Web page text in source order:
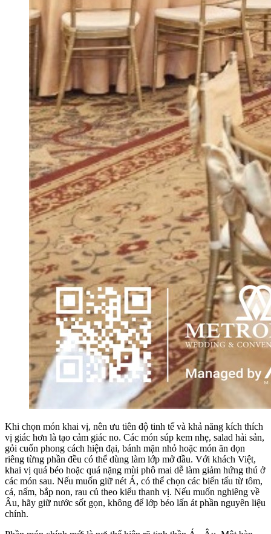
Khi chọn món khai vị, nên ưu tiên độ tinh tế và khả năng kích thích
vị giác hơn là tạo cảm giác no. Các món súp kem nhẹ, salad hải sản,
gỏi cuốn phong cách hiện đại, bánh mặn nhỏ hoặc món ăn dọn
riêng từng phần đều có thể dùng làm lớp mở đầu. Với khách Việt,
khai vị quá béo hoặc quá nặng mùi phô mai dễ làm giảm hứng thú ở
các món sau. Nếu muốn giữ nét Á, có thể chọn các biến tấu từ tôm,
cá, nấm, bắp non, rau củ theo kiểu thanh vị. Nếu muốn nghiêng về
Âu, hãy giữ nước sốt gọn, không để lớp béo lấn át phần nguyên liệu
chính.